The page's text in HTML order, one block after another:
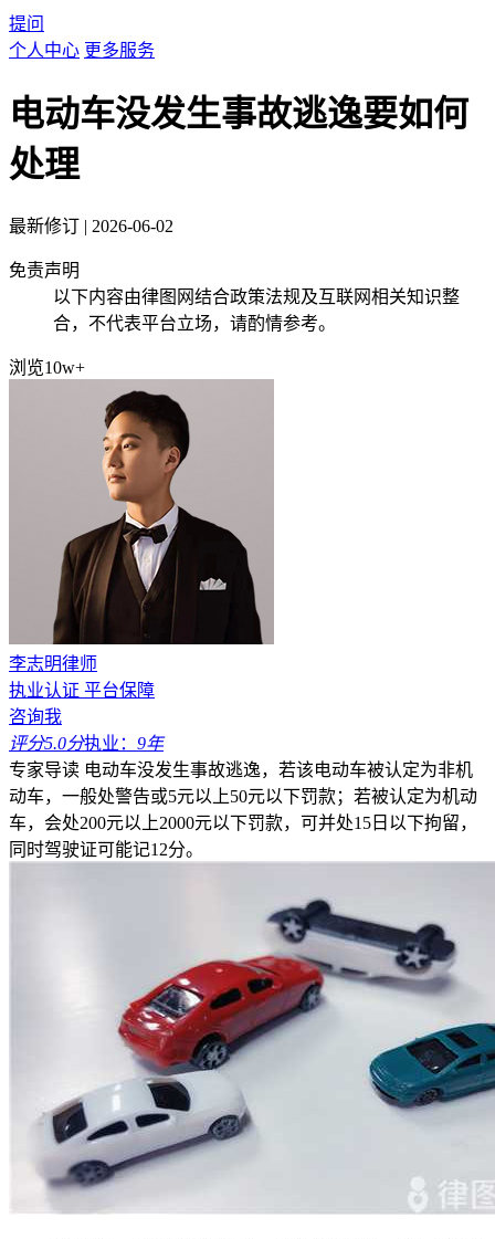
提问
个人中心 更多服务
电动车没发生事故逃逸要如何
处理
最新修订 | 2026-06-02
免责声明
以下内容由律图网结合政策法规及互联网相关知识整
合，不代表平台立场，请酌情参考。
浏览10w+
李志明律师
执业认证 平台保障
咨询我
评分5.0分执业： 9年
专家导读 电动车没发生事故逃逸，若该电动车被认定为非机
动车，一般处警告或5元以上50元以下罚款；若被认定为机动
车，会处200元以上2000元以下罚款，可并处15日以下拘留，
同时驾驶证可能记12分。